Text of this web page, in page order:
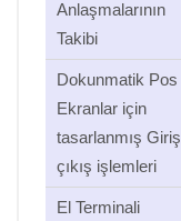
Anlaşmalarının
Takibi
Dokunmatik Pos
Ekranlar için
tasarlanmış Giriş
çıkış işlemleri
El Terminali